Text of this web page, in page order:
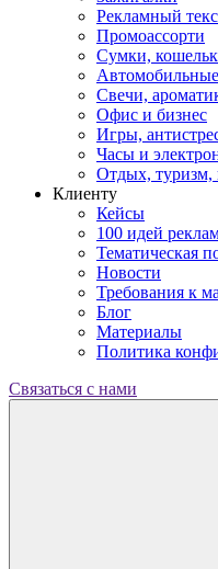
Рекламный
Промоассорти
Сумки,
Свечи,
Офис и бизнес
Игры,
Часы и
Отдых, туризм,
Клиенту
Кейсы
100 идей
Тематическая
Новости
Требования к
Блог
Материалы
Политика
Связаться с нами